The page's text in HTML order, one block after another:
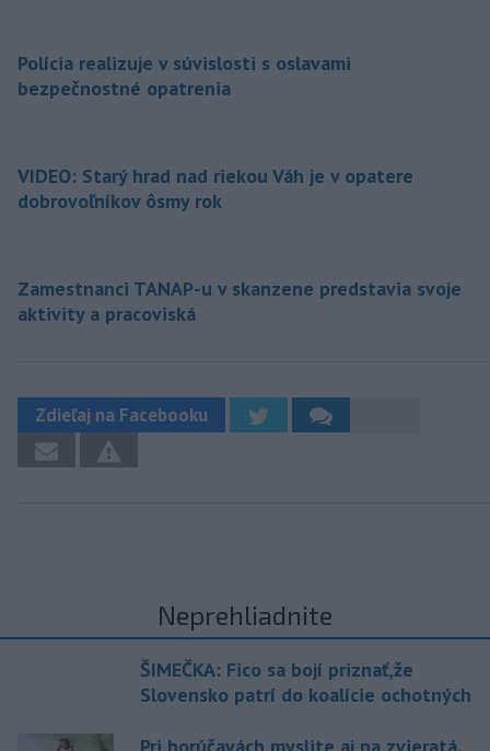
Polícia realizuje v súvislosti s oslavami
bezpečnostné opatrenia
VIDEO: Starý hrad nad riekou Váh je v opatere
dobrovoľníkov ôsmy rok
Zamestnanci TANAP-u v skanzene predstavia svoje
aktivity a pracoviská
Zdieľaj na Facebooku
Neprehliadnite
ŠIMEČKA: Fico sa bojí priznať,že
Slovensko patrí do koalície ochotných